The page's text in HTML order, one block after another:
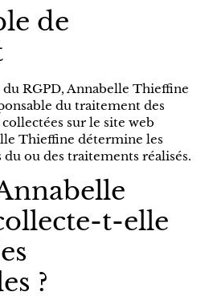
de
du RGPD, Annabelle Thieffine
du traitement des
sur le site web
Thieffine détermine les
ou des traitements réalisés.
t-elle
?